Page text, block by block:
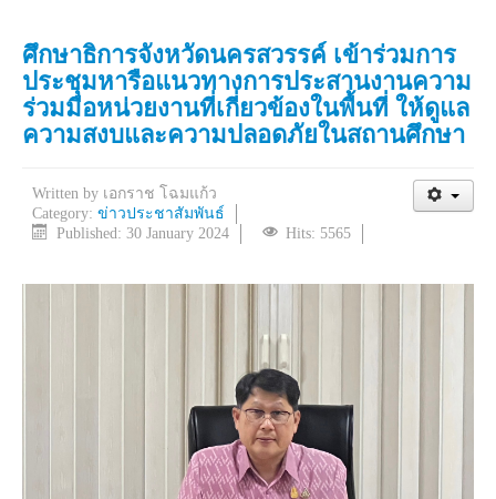
ศึกษาธิการจังหวัดนครสวรรค์ เข้าร่วมการ
ประชุมหารือแนวทางการประสานงานความ
ร่วมมือหน่วยงานที่เกี่ยวข้องในพื้นที่ ให้ดูแล
ความสงบและความปลอดภัยในสถานศึกษา
Written by เอกราช โฉมแก้ว
Category: ข่าวประชาสัมพันธ์
Published: 30 January 2024
Hits: 5565